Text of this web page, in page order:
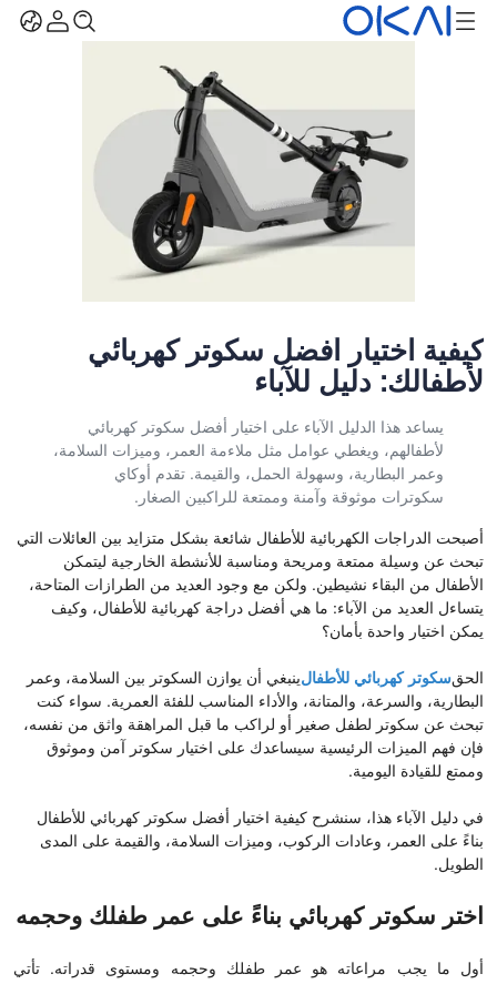
كيفية اختيار أفضل سكوتر كهربائي
لأطفالك: دليل للآباء
يساعد هذا الدليل الآباء على اختيار أفضل سكوتر كهربائي
لأطفالهم، ويغطي عوامل مثل ملاءمة العمر، وميزات السلامة،
وعمر البطارية، وسهولة الحمل، والقيمة. تقدم أوكاي
سكوترات موثوقة وآمنة وممتعة للراكبين الصغار.
أصبحت الدراجات الكهربائية للأطفال شائعة بشكل متزايد بين العائلات التي
تبحث عن وسيلة ممتعة ومريحة ومناسبة للأنشطة الخارجية ليتمكن
الأطفال من البقاء نشيطين. ولكن مع وجود العديد من الطرازات المتاحة،
يتساءل العديد من الآباء: ما هي أفضل دراجة كهربائية للأطفال، وكيف
يمكن اختيار واحدة بأمان؟
الحقسكوتر كهربائي للأطفالينبغي أن يوازن السكوتر بين السلامة، وعمر
البطارية، والسرعة، والمتانة، والأداء المناسب للفئة العمرية. سواء كنت
تبحث عن سكوتر لطفل صغير أو لراكب ما قبل المراهقة واثق من نفسه،
فإن فهم الميزات الرئيسية سيساعدك على اختيار سكوتر آمن وموثوق
وممتع للقيادة اليومية.
في دليل الآباء هذا، سنشرح كيفية اختيار أفضل سكوتر كهربائي للأطفال
بناءً على العمر، وعادات الركوب، وميزات السلامة، والقيمة على المدى
الطويل.
اختر سكوتر كهربائي بناءً على عمر طفلك وحجمه
أول ما يجب مراعاته هو عمر طفلك وحجمه ومستوى قدراته. تأتي